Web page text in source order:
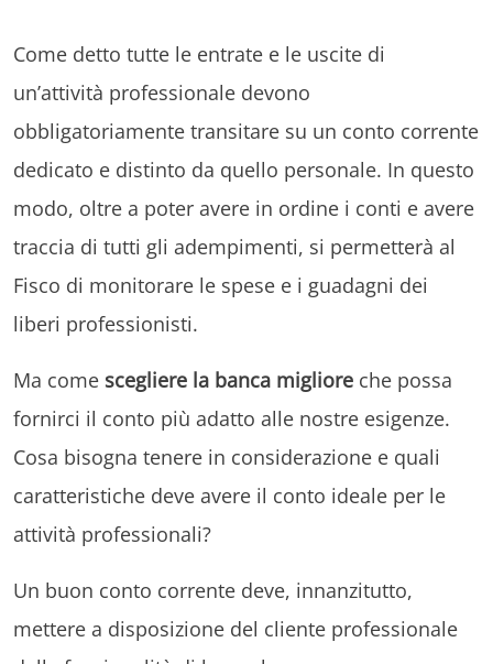
Come detto tutte le entrate e le uscite di
un’attività professionale devono
obbligatoriamente transitare su un conto corrente
dedicato e distinto da quello personale. In questo
modo, oltre a poter avere in ordine i conti e avere
traccia di tutti gli adempimenti, si permetterà al
Fisco di monitorare le spese e i guadagni dei
liberi professionisti.
Ma come scegliere la banca migliore che possa
fornirci il conto più adatto alle nostre esigenze.
Cosa bisogna tenere in considerazione e quali
caratteristiche deve avere il conto ideale per le
attività professionali?
Un buon conto corrente deve, innanzitutto,
mettere a disposizione del cliente professionale